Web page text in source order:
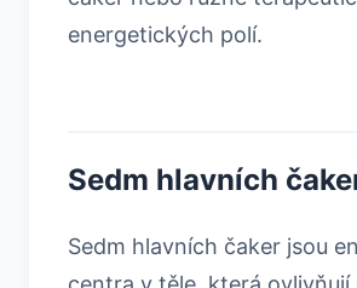
energetických polí.
Sedm hlavních
Sedm hlavních čaker jsou